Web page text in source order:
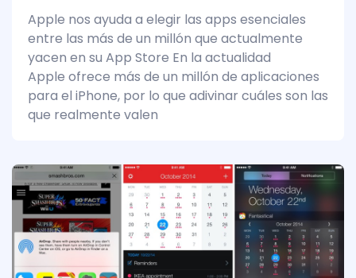
Apple nos ayuda a elegir las apps esenciales
entre las más de un millón que actualmente
yacen en su App Store En la actualidad
Apple ofrece más de un millón de aplicaciones
para el iPhone, por lo que adivinar cuáles son las
que realmente valen